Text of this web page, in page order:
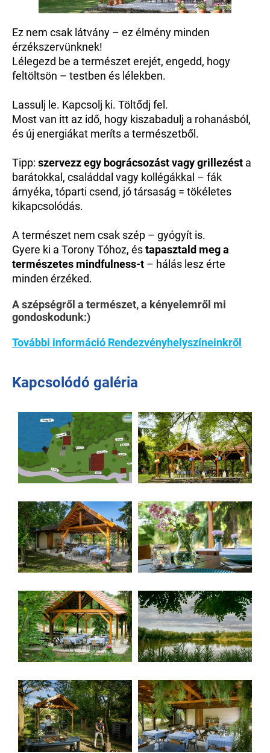
Ez nem csak látvány – ez élmény minden
érzékszervünknek!
Lélegezd be a természet erejét, engedd, hogy
feltöltsön – testben és lélekben.
Lassulj le. Kapcsolj ki. Töltődj fel.
Most van itt az idő, hogy kiszabadulj a rohanásból,
és új energiákat meríts a természetből.
Tipp: szervezz egy bográcsozást vagy grillezést a
barátokkal, családdal vagy kollégákkal – fák
árnyéka, tóparti csend, jó társaság = tökéletes
kikapcsolódás.
A természet nem csak szép – gyógyít is.
Gyere ki a Torony Tóhoz, éstapasztald meg a
természetes mindfulness-t – hálás lesz érte
minden érzéked.
A szépségről a természet, a kényelemről mi
gondoskodunk:)
További információ Rendezvényhelyszíneinkről
Kapcsolódó galéria